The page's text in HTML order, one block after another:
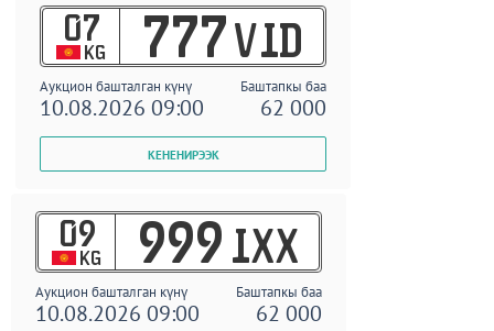
07
KG 777 VID
Аукцион башталган күнү Баштапкы баа
10.08.2026 09:00 62 000
09
KG 999 IXX
Аукцион башталган күнү Баштапкы баа
10.08.2026 09:00 62 000